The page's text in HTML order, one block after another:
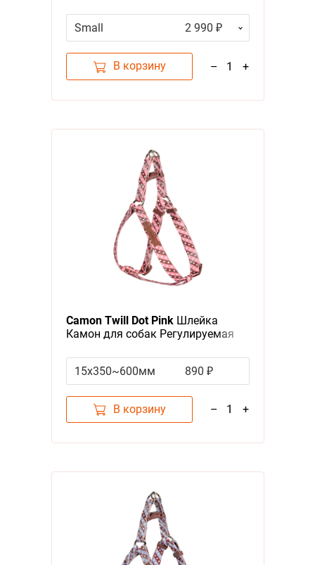
Small 2 990 ₽
В корзину – 1 +
Camon Twill Dot PinkШлейка
Камон для собак Регулируемая
15x350~600мм
890 ₽
В корзину – 1 +